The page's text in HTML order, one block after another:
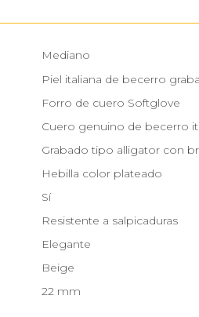
Mediano
Piel italiana de becerro
Forro de cuero Softglove
Cuero genuino de becerro
Grabado tipo alligator con
Hebilla color plateado
Sí
Resistente a salpicaduras
Elegante
Beige
22 mm